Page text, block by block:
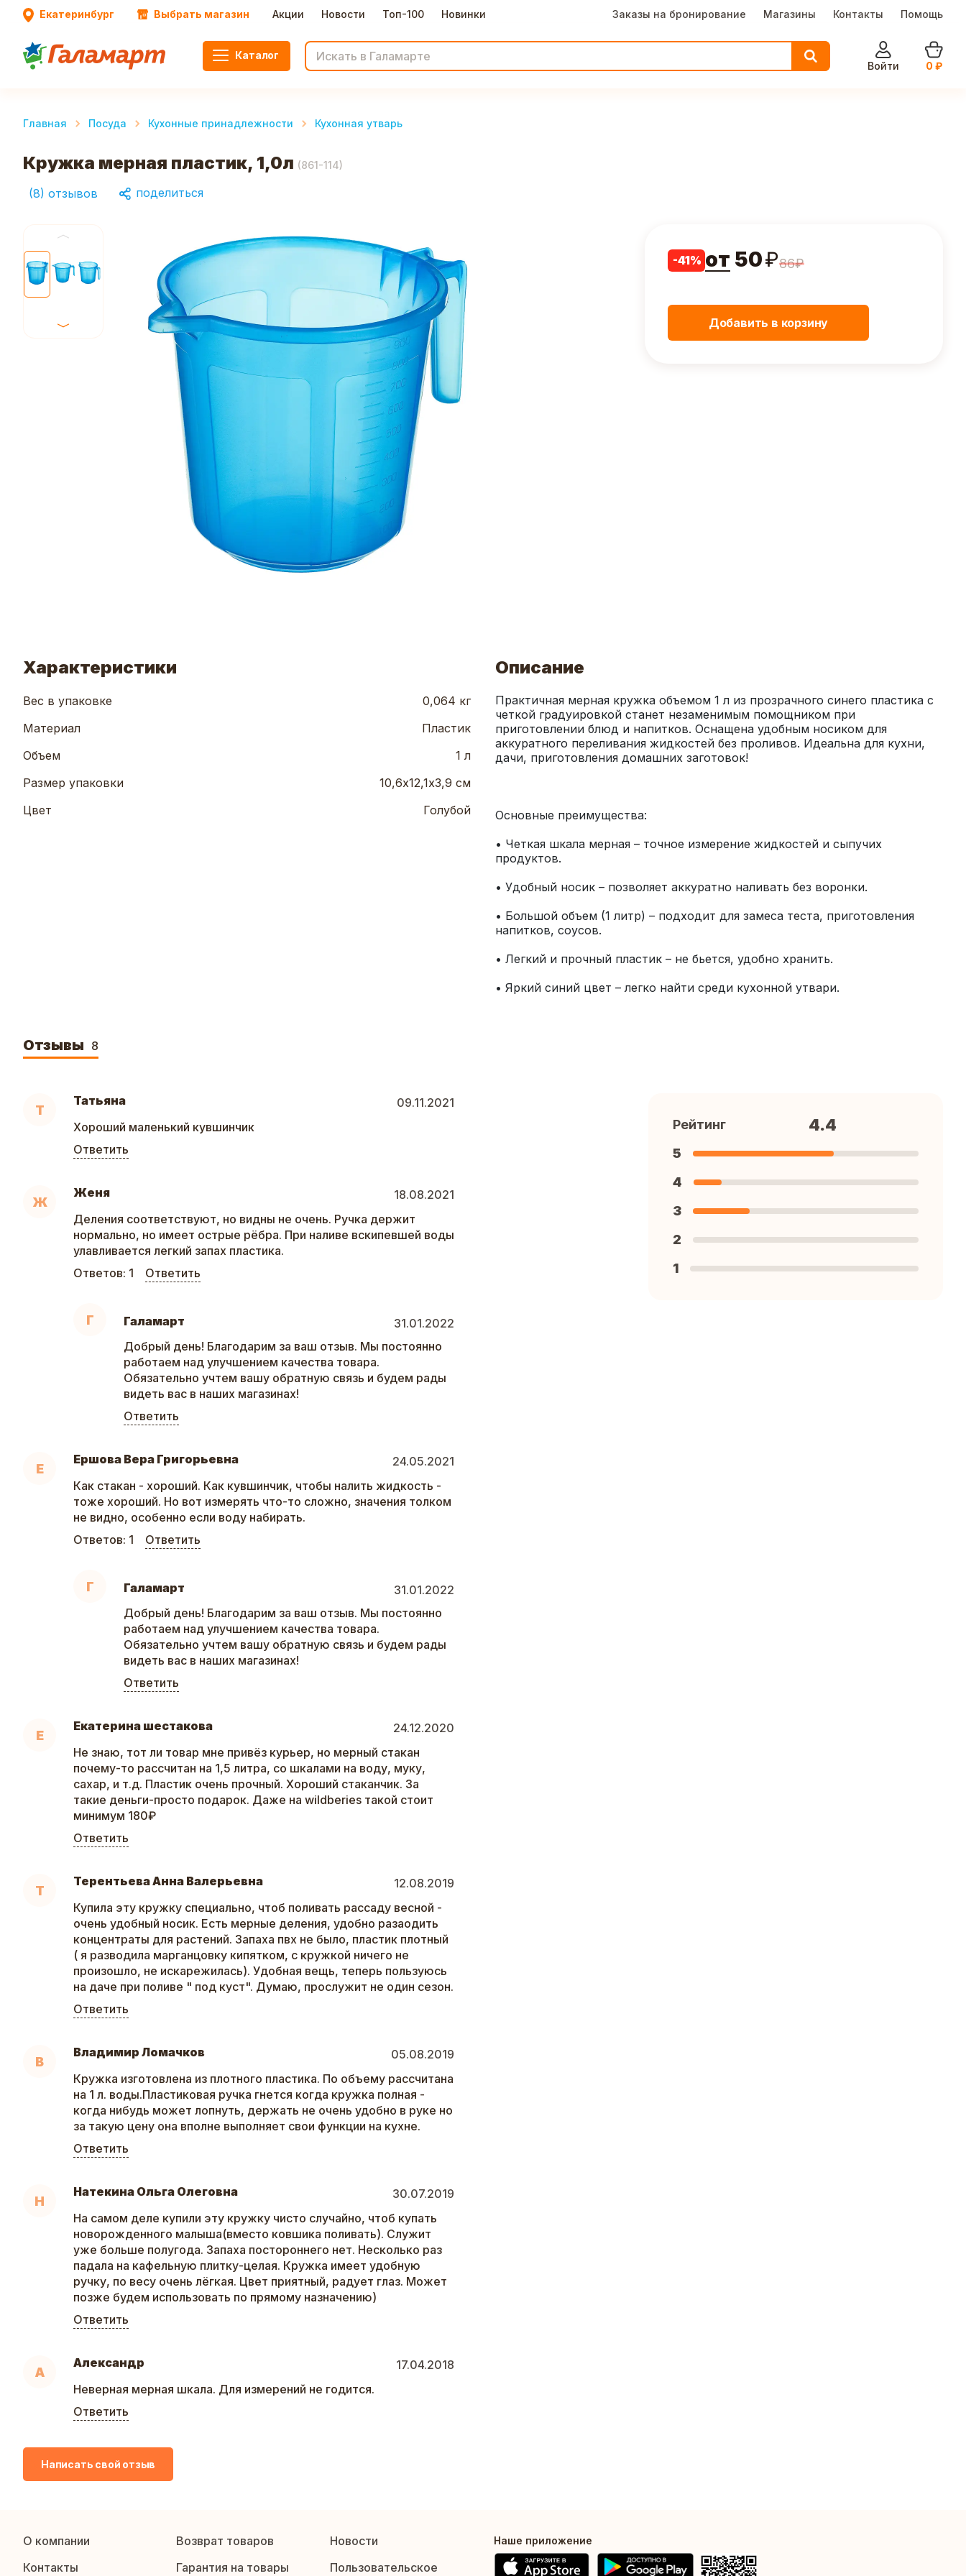
Екатеринбург Выбрать магазин Акции Новости Топ-100 Новинки Заказы на бронирование Магазины Контакты Помощь
Каталог
Войти
0 ₽
Главная Посуда Кухонные принадлежности Кухонная утварь
Кружка мерная пластик, 1,0л (861-114)
(8) отзывов поделиться
-41% от 50₽86₽
Добавить в корзину
Характеристики
Вес в упаковке
0,064 кг
Материал
Пластик
Объем
1 л
Размер упаковки
10,6х12,1х3,9 см
Цвет
Голубой
Описание
Практичная мерная кружка объемом 1 л из прозрачного синего пластика с
четкой градуировкой станет незаменимым помощником при
приготовлении блюд и напитков. Оснащена удобным носиком для
аккуратного переливания жидкостей без проливов. Идеальна для кухни,
• Четкая шкала мерная – точное измерение жидкостей и сыпучих
• Большой объем (1 литр) – подходит для замеса теста, приготовления
• Яркий синий цвет – легко найти среди кухонной утвари.
Отзывы 8
Т
Татьяна
09.11.2021
Хороший маленький кувшинчик
Ответить
Ж
Женя
18.08.2021
Деления соответствуют, но видны не очень. Ручка держит
нормально, но имеет острые рёбра. При наливе вскипевшей воды
улавливается легкий запах пластика.
Ответов: 1 Ответить
Г Галамарт
31.01.2022
Добрый день! Благодарим за ваш отзыв. Мы постоянно
работаем над улучшением качества товара.
Обязательно учтем вашу обратную связь и будем рады
видеть вас в наших магазинах!
Ответить
Е
Ершова Вера Григорьевна
24.05.2021
Как стакан - хороший. Как кувшинчик, чтобы налить жидкость -
тоже хороший. Но вот измерять что-то сложно, значения толком
не видно, особенно если воду набирать.
Ответов: 1 Ответить
Г Галамарт
31.01.2022
Добрый день! Благодарим за ваш отзыв. Мы постоянно
работаем над улучшением качества товара.
Обязательно учтем вашу обратную связь и будем рады
видеть вас в наших магазинах!
Ответить
Е
Екатерина шестакова
24.12.2020
Не знаю, тот ли товар мне привёз курьер, но мерный стакан
почему-то рассчитан на 1,5 литра, со шкалами на воду, муку,
сахар, и т.д. Пластик очень прочный. Хороший стаканчик. За
такие деньги-просто подарок. Даже на wildberies такой стоит
минимум 180₽
Ответить
Т
Терентьева Анна Валерьевна
12.08.2019
Купила эту кружку специально, чтоб поливать рассаду весной -
очень удобный носик. Есть мерные деления, удобно разаодить
концентраты для растений. Запаха пвх не было, пластик плотный
( я разводила марганцовку кипятком, с кружкой ничего не
произошло, не искарежилась). Удобная вещь, теперь пользуюсь
на даче при поливе " под куст". Думаю, прослужит не один сезон.
Ответить
В
Владимир Ломачков
05.08.2019
Кружка изготовлена из плотного пластика. По объему рассчитана
на 1 л. воды.Пластиковая ручка гнется когда кружка полная -
когда нибудь может лопнуть, держать не очень удобно в руке но
за такую цену она вполне выполняет свои функции на кухне.
Ответить
Н
Натекина Ольга Олеговна
30.07.2019
На самом деле купили эту кружку чисто случайно, чтоб купать
новорожденного малыша(вместо ковшика поливать). Служит
уже больше полугода. Запаха постороннего нет. Несколько раз
падала на кафельную плитку-целая. Кружка имеет удобную
ручку, по весу очень лёгкая. Цвет приятный, радует глаз. Может
позже будем использовать по прямому назначению)
Ответить
А
Александр
17.04.2018
Неверная мерная шкала. Для измерений не годится.
Ответить
Рейтинг 4.4
5
4
3
2
1
Написать свой отзыв
О компании Возврат товаров
Новости
Контакты
Гарантия на товары Пользовательское
Наше приложение